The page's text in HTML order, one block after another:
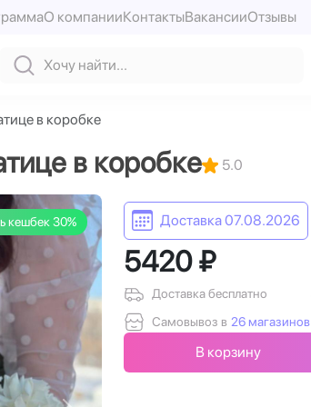
О компанииКонтактыВакансииОтзывы
в коробке
в коробке 5.0
кешбек 30% Доставка 07.08.2026
5420 ₽
Доставка бесплатно
Самовывоз в 26 магазинов
В корзину